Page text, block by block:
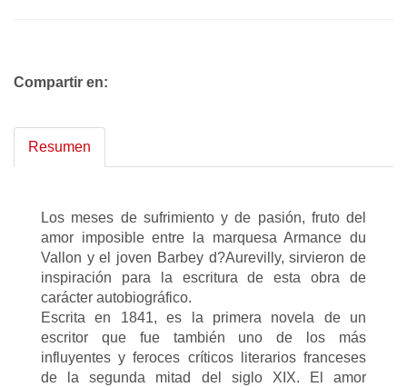
Compartir en:
Resumen
Los meses de sufrimiento y de pasión, fruto del
amor imposible entre la marquesa Armance du
Vallon y el joven Barbey d?Aurevilly, sirvieron de
inspiración para la escritura de esta obra de
carácter autobiográfico.
Escrita en 1841, es la primera novela de un
escritor que fue también uno de los más
influyentes y feroces críticos literarios franceses
de la segunda mitad del siglo XIX. El amor